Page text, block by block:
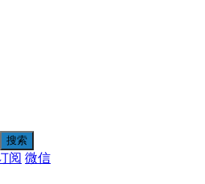
阅 微信